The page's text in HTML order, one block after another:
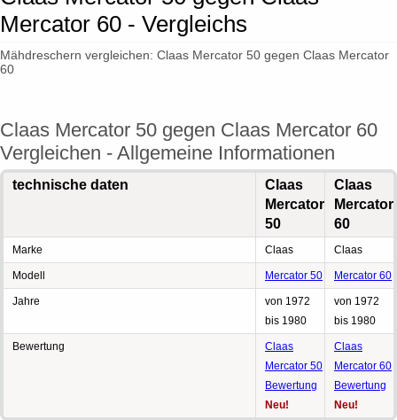
Mercator 60 - Vergleichs
Mähdreschern vergleichen: Claas Mercator 50 gegen Claas Mercator
60
Claas Mercator 50 gegen Claas Mercator 60
Vergleichen - Allgemeine Informationen
technische daten
Claas
Mercator
50
Claas
Mercator
60
Marke Claas Claas
Modell Mercator 50 Mercator 60
Jahre
von 1972
bis 1980
von 1972
bis 1980
Bewertung
Claas
Mercator 50
Bewertung
Neu!
Claas
Mercator 60
Bewertung
Neu!